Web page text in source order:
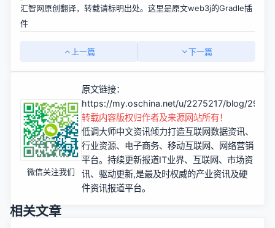
汇智网原创翻译，转载请标明出处。这里是原文web3j的Gradle插
件
上一篇 下一篇
微信关注我们
原文链接：
https://my.oschina.net/u/2275217/blog/
转载内容版权归作者及来源网站所有！
低调大师中文资讯倾力打造互联网数据资讯、
行业资源、电子商务、移动互联网、网络营销
平台。持续更新报道IT业界、互联网、市场资
讯、驱动更新,是最及时权威的产业资讯及硬
件资讯报道平台。
相关文章